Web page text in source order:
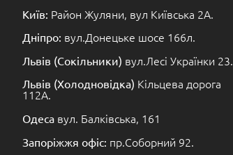
Київ: Район Жуляни, вул Київська 2А.
Дніпро: вул.Донецьке шосе 166л.
Львів (Сокільники) вул.Лесі Українки 23.
Львів (Холодновідка) Кільцева дорога
112А.
Одеса вул. Балківська, 161
Запоріжжя офіс: пр.Соборний 92.